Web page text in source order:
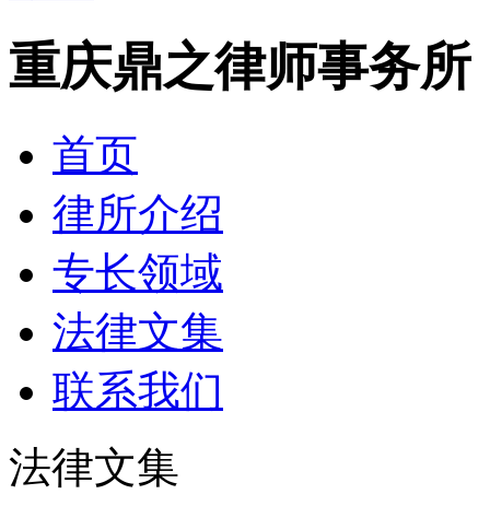
重庆鼎之律师事务所
首页
律所介绍
专长领域
法律文集
联系我们
法律文集